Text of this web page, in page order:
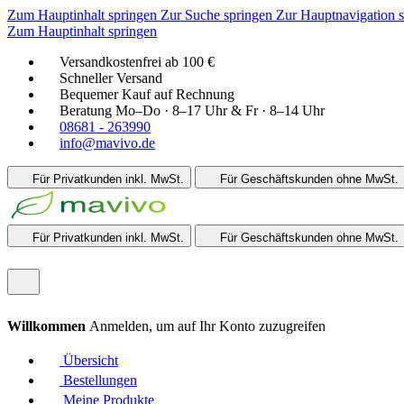
Zum Hauptinhalt springen Zur Suche springen Zur Hauptnavigation
Zum Hauptinhalt springen
Versandkostenfrei ab 100 €
Schneller Versand
Bequemer Kauf auf Rechnung
Beratung Mo–Do · 8–17 Uhr & Fr · 8–14 Uhr
08681 - 263990
info@mavivo.de
Für Privatkunden inkl. MwSt. Für Geschäftskunden ohne MwSt.
Für Privatkunden inkl. MwSt. Für Geschäftskunden ohne MwSt.
Willkommen Anmelden, um auf Ihr Konto zuzugreifen
Übersicht
Bestellungen
Meine Produkte